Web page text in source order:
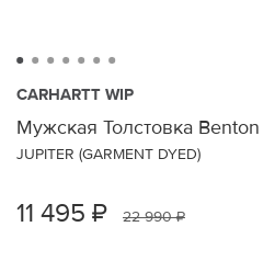
CARHARTT WIP
Мужская Толстовка Benton
JUPITER (GARMENT DYED)
11 495 ₽ 22 990 ₽